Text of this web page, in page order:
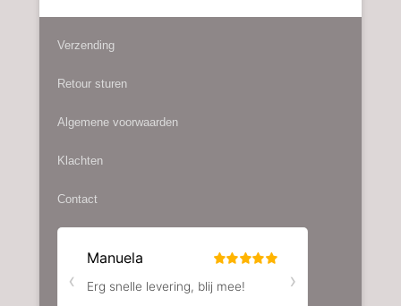
Verzending
Retour sturen
Algemene voorwaarden
Klachten
Contact